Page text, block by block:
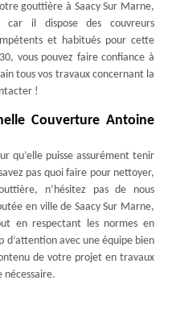
gouttière à Saacy Sur Marne,
car il dispose des couvreurs
et habitués pour cette
vous pouvez faire confiance à
tous vos travaux concernant la
!
Couverture Antoine
qu’elle puisse assurément tenir
pas quoi faire pour nettoyer,
n’hésitez pas de nous
en ville de Saacy Sur Marne,
en respectant les normes en
d’attention avec une équipe bien
de votre projet en travaux
nécessaire.